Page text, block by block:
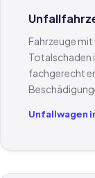
Fahrzeuge
Totalschaden
fachgerecht
Unfallwagen